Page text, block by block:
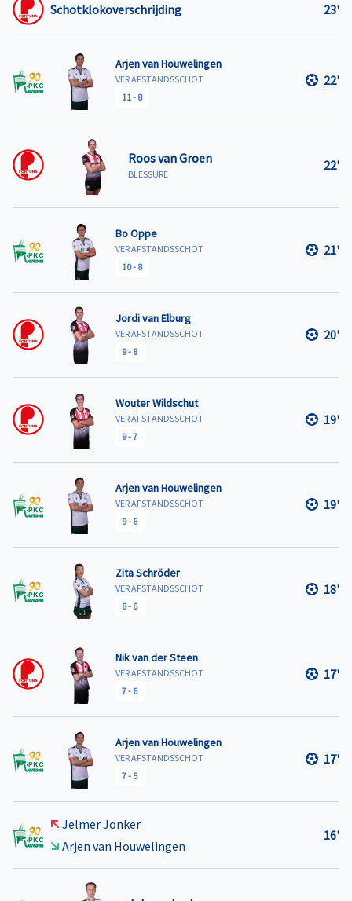
Schotklokoverschrijding 23'
Arjen van Houwelingen
VER AFSTANDSSCHOT
11- 8
22'
Roos van Groen
BLESSURE
22'
Bo Oppe
VER AFSTANDSSCHOT
10- 8
21'
Jordi van Elburg
VER AFSTANDSSCHOT
9- 8
20'
Wouter Wildschut
VER AFSTANDSSCHOT
9-7
19'
Arjen van Houwelingen
VER AFSTANDSSCHOT
9- 6
19'
Zita Schröder
VER AFSTANDSSCHOT
8- 6
18'
Nik van der Steen
VER AFSTANDSSCHOT
7- 6
17'
Arjen van Houwelingen
VER AFSTANDSSCHOT
7-5
17'
Jelmer Jonker
Arjen van Houwelingen
16'